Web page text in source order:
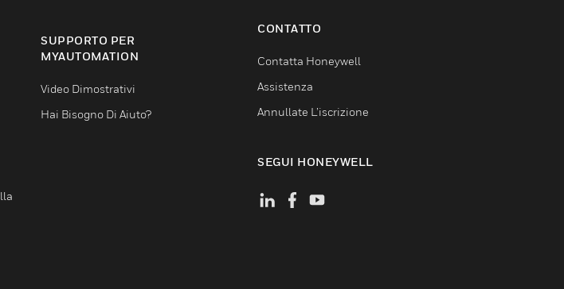
SUPPORTO PER
MYAUTOMATION
Video Dimostrativi
Hai Bisogno Di Aiuto?
CONTATTO
Contatta Honeywell
Assistenza
Annullate L’iscrizione
SEGUI HONEYWELL